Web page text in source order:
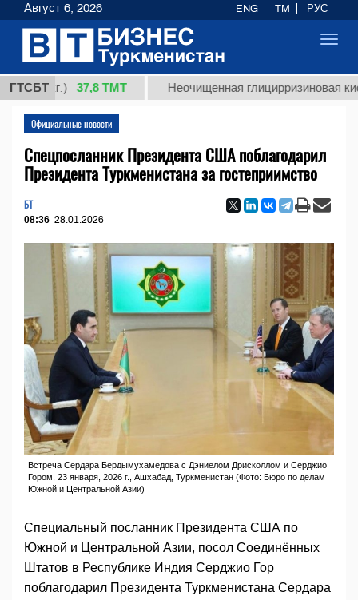
ГТСБТ
(кг.) 37,8 ТМТ Неочищенная глицирризиновая кислота
Официальные новости
Спецпосланник Президента США поблагодарил
Президента Туркменистана за гостеприимство
БТ
08:36 28.01.2026
Встреча Сердара Бердымухамедова с Дэниелом Дрисколлом и Серджио
Гором, 23 января, 2026 г., Ашхабад, Туркменистан (Фото: Бюро по делам
Южной и Центральной Азии)
Специальный посланник Президента США по
Южной и Центральной Азии, посол Соединённых
Штатов в Республике Индия Серджио Гор
поблагодарил Президента Туркменистана Сердара
Август 6, 2026 ENG TM РУС